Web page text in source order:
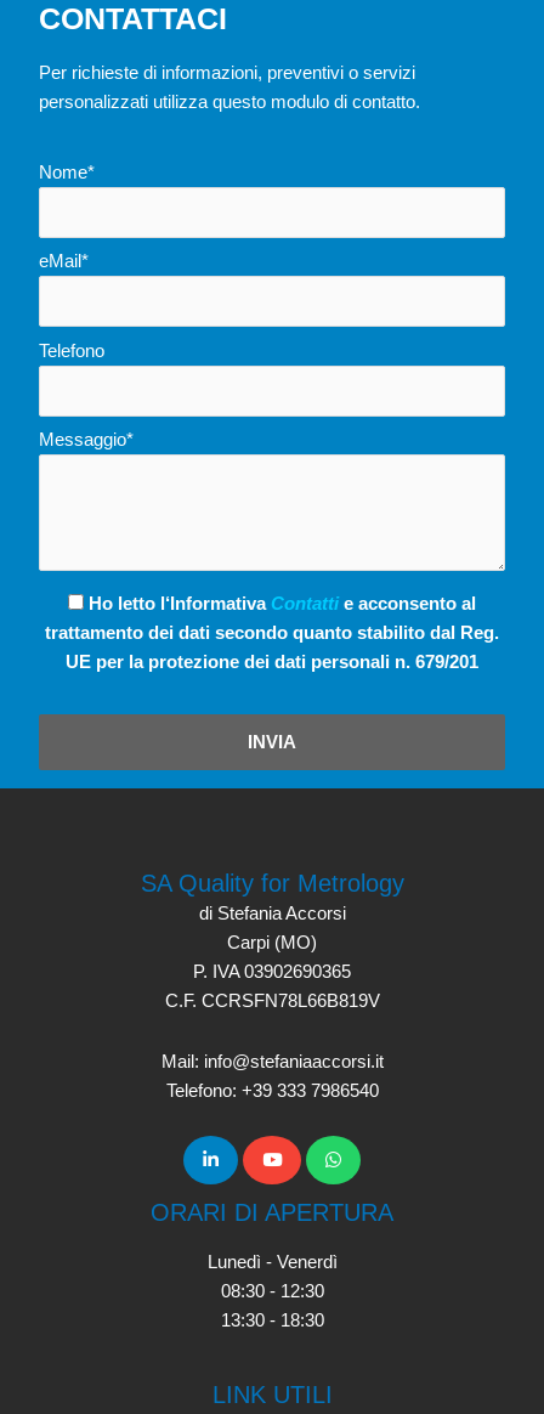
CONTATTACI
Per richieste di informazioni, preventivi o servizi
personalizzati utilizza questo modulo di contatto.
Nome*
eMail*
Telefono
Messaggio*
Ho letto l‘Informativa Contattie acconsento al
trattamento dei dati secondo quanto stabilito dal Reg.
UE per la protezione dei dati personali n. 679/201
INVIA
SA Quality for Metrology
di Stefania Accorsi
Carpi (MO)
P. IVA 03902690365
C.F. CCRSFN78L66B819V
Mail: info@stefaniaaccorsi.it
Telefono: +39 333 7986540
ORARI DI APERTURA
Lunedì - Venerdì
08:30 - 12:30
13:30 - 18:30
LINK UTILI